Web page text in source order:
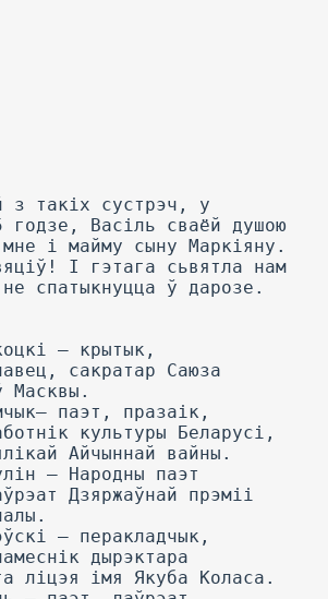
з такіх сустрэч, у
годзе, Васіль сваёй душою
мне і майму сыну Маркіяну.
I гэтага сьвятла нам
спатыкнуцца ў дарозе.
— крытык,
сакратар Саюза
Масквы.
паэт, празаік,
культуры Беларусі,
Айчыннай вайны.
— Народны паэт
Дзяржаўнай прэміі
— перакладчык,
дырэктара
ліцэя імя Якуба Коласа.